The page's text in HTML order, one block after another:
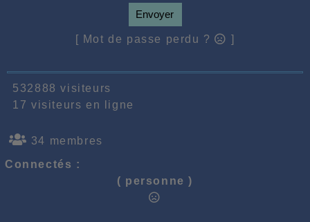
Envoyer
[ Mot de passe perdu ? ]
532888 visiteurs
17 visiteurs en ligne
34 membres
Connectés :
( personne )